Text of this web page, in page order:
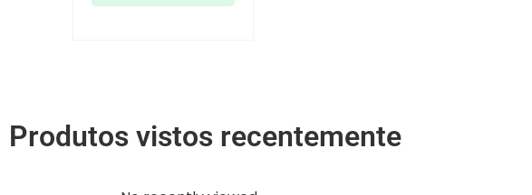
Produtos vistos recentemente